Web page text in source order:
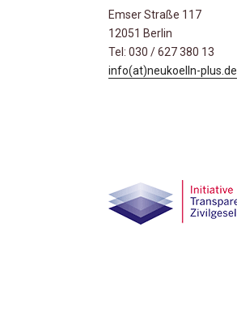
Emser Straße 117
12051 Berlin
Tel: 030 / 627 380 13
info(at)neukoelln-plus.de